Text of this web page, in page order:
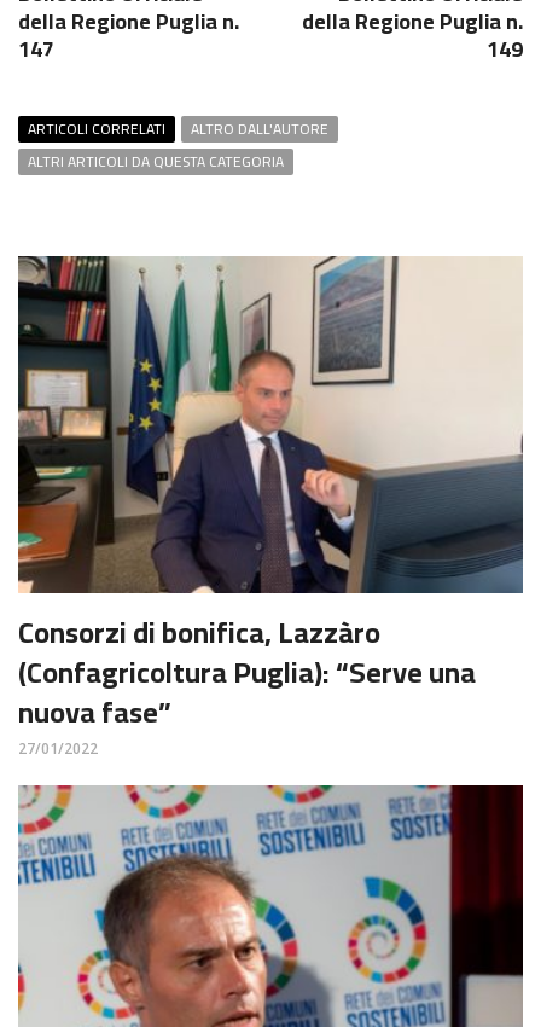
della Regione Puglia n.
147
della Regione Puglia n.
149
ARTICOLI CORRELATI
ALTRO DALL'AUTORE
ALTRI ARTICOLI DA QUESTA CATEGORIA
Consorzi di bonifica, Lazzàro
(Confagricoltura Puglia): “Serve una
nuova fase”
27/01/2022